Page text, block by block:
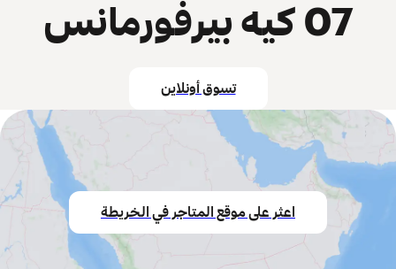
07 كيه بيرفورمانس
تسوق أونلاين
اعثر على موقع المتاجر في الخريطة